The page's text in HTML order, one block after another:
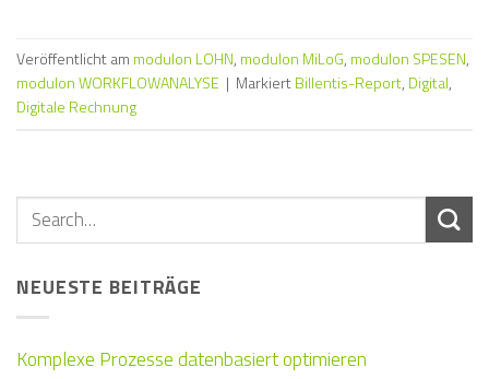
Veröffentlicht am modulon LOHN, modulon MiLoG, modulon SPESEN,
modulon WORKFLOWANALYSE | MarkiertBillentis-Report, Digital,
Digitale Rechnung
NEUESTE BEITRÄGE
Komplexe Prozesse datenbasiert optimieren